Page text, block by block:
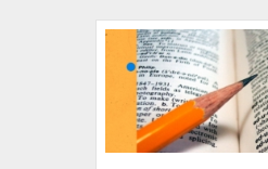
комбайны, легковые
все время
условиях компании
мириться с не очень
переводами. Но
экономия на